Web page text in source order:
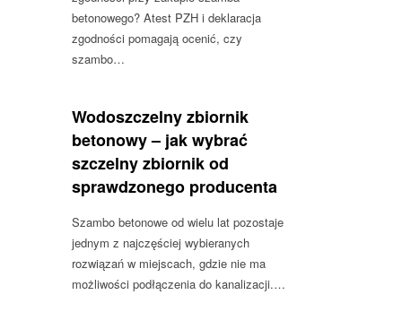
betonowego? Atest PZH i deklaracja
zgodności pomagają ocenić, czy
szambo…
Wodoszczelny zbiornik
betonowy – jak wybrać
szczelny zbiornik od
sprawdzonego producenta
Szambo betonowe od wielu lat pozostaje
jednym z najczęściej wybieranych
rozwiązań w miejscach, gdzie nie ma
możliwości podłączenia do kanalizacji.…